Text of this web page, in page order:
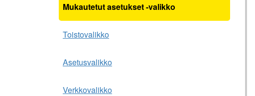
Mukautetut asetukset -valikko
Toistovalikko
Asetusvalikko
Verkkovalikko